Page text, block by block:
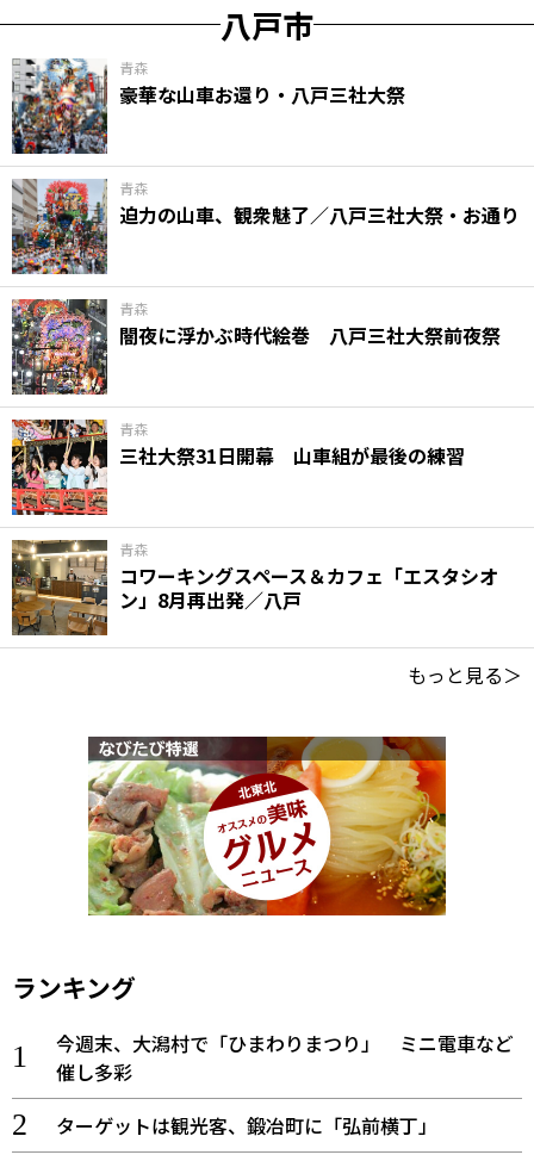
八戸市
青森
豪華な山車お還り・八戸三社大祭
青森
迫力の山車、観衆魅了／八戸三社大祭・お通り
青森
闇夜に浮かぶ時代絵巻 八戸三社大祭前夜祭
青森
三社大祭31日開幕 山車組が最後の練習
青森
コワーキングスペース＆カフェ「エスタシオ
ン」8月再出発／八戸
もっと見る＞
ランキング
今週末、大潟村で「ひまわりまつり」 ミニ電車など
催し多彩
ターゲットは観光客、鍛冶町に「弘前横丁」